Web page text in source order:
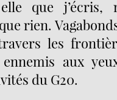
que j’écris,
rien.
les
aux
du G20.